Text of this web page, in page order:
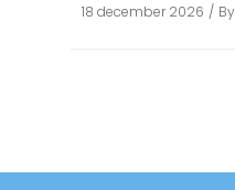
18 december 2026 By